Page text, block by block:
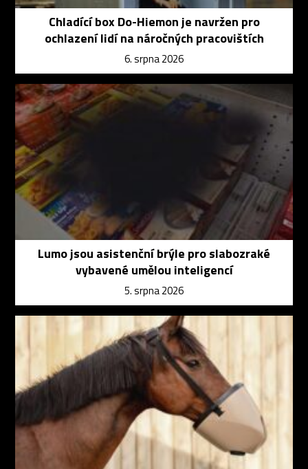
Chladící box Do-Hiemon je navržen pro
ochlazení lidí na náročných pracovištích
6. srpna 2026
Lumo jsou asistenční brýle pro slabozraké
vybavené umělou inteligencí
5. srpna 2026